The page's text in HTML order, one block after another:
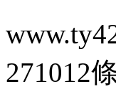
271012